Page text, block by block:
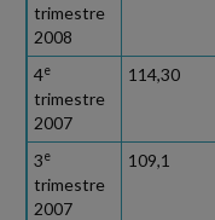
trimestre
2008
4e
trimestre
2007
114,30
3e
trimestre
2007
109,1